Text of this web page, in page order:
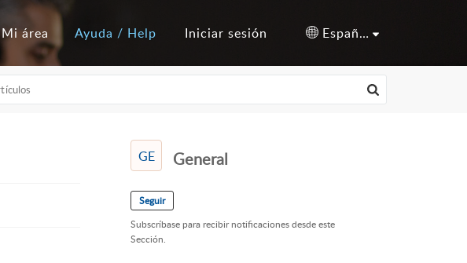
Mi área Ayuda / Help Iniciar sesión Español (España)
GE General
Seguir
Subscríbase para recibir notificaciones desde este
Sección.